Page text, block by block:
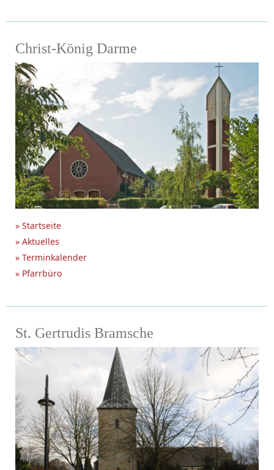
Christ-König Darme
» Startseite
» Aktuelles
» Terminkalender
» Pfarrbüro
St. Gertrudis Bramsche